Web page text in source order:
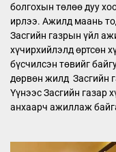
болгохын төлөө дуу
ирлээ. Ажилд маань
Засгийн газрын үйл
хүчирхийлэлд өртсөн
бүсчилсэн төвийг
дөрвөн жилд Засгийн
Үүнээс Засгийн газар
анхаарч ажиллаж